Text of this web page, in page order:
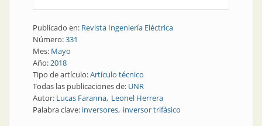
Publicado en: Revista Ingeniería Eléctrica
Número:331
Mes: Mayo
Año:2018
Tipo de artículo:Artículo técnico
Todas las publicaciones de: UNR
Autor: Lucas Faranna Leonel Herrera
Palabra clave: inversores inversor trifásico